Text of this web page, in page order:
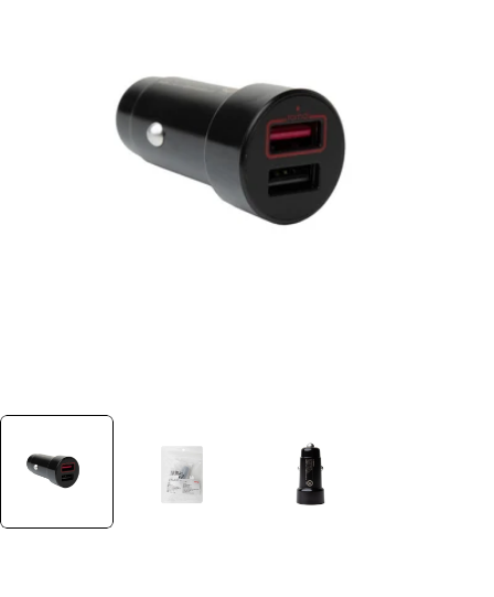
le média 0 dans une fenêtre
Plus jamais disponible